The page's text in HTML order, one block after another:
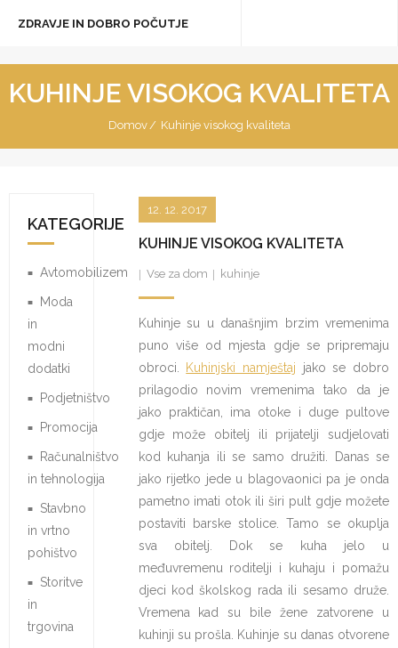
ZDRAVJE IN DOBRO POČUTJE
KUHINJE VISOKOG KVALITETA
Domov / Kuhinje visokog kvaliteta
KUHINJE VISOKOG KVALITETA
12. 12. 2017
Vse za dom kuhinje
Kuhinje su u današnjim brzim vremenima
puno više od mjesta gdje se pripremaju
obroci.
Kuhinjski namještaj jako se dobro
prilagodio novim vremenima tako da je
jako praktičan, ima otoke i duge pultove
gdje može obitelj ili prijatelji sudjelovati
kod kuhanja ili se samo družiti. Danas se
jako rijetko jede u blagovaonici pa je onda
pametno imati otok ili širi pult gdje možete
postaviti barske stolice. Tamo se okuplja
sva obitelj. Dok se kuha jelo u
međuvremenu roditelji i kuhaju i pomažu
djeci kod školskog rada ili sesamo druže.
Vremena kad su bile žene zatvorene u
kuhinji su prošla. Kuhinje su danas otvorene
KATEGORIJE
Avtomobilizem
Moda
in
modni
dodatki
Podjetništvo
Promocija
Računalništvo
in tehnologija
Stavbno
in vrtno
pohištvo
Storitve
in
trgovina